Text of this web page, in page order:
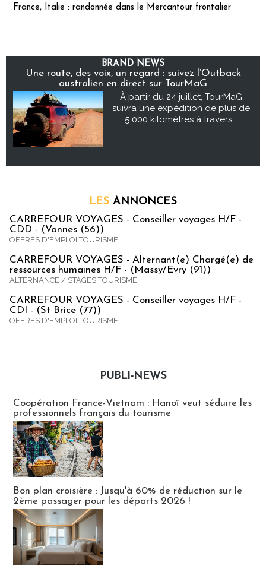
France, Italie : randonnée dans le Mercantour frontalier
BRAND NEWS
Une route, des voix, un regard : suivez l’Outback
australien en direct sur TourMaG
À partir du 24 juillet, TourMaG
suivra une expédition de plus de
5 000 kilomètres à travers...
LES ANNONCES
CARREFOUR VOYAGES - Conseiller voyages H/F -
CDD - (Vannes (56))
OFFRES D'EMPLOI TOURISME
CARREFOUR VOYAGES - Alternant(e) Chargé(e) de
ressources humaines H/F - (Massy/Evry (91))
ALTERNANCE / STAGES TOURISME
CARREFOUR VOYAGES - Conseiller voyages H/F -
CDI - (St Brice (77))
OFFRES D'EMPLOI TOURISME
PUBLI-NEWS
Coopération France-Vietnam : Hanoï veut séduire les
professionnels français du tourisme
Bon plan croisière : Jusqu'à 60% de réduction sur le
2ème passager pour les départs 2026 !